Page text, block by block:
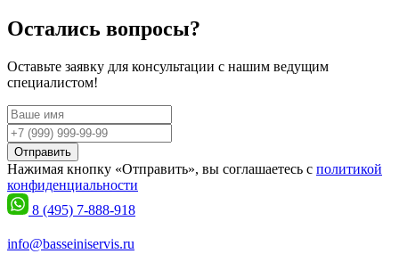
Остались вопросы?
Оставьте заявку для консультации с нашим ведущим
специалистом!
Отправить
Нажимая кнопку «Отправить», вы соглашаетесь с политикой
конфиденциальности
8 (495) 7-888-918
info@basseiniservis.ru